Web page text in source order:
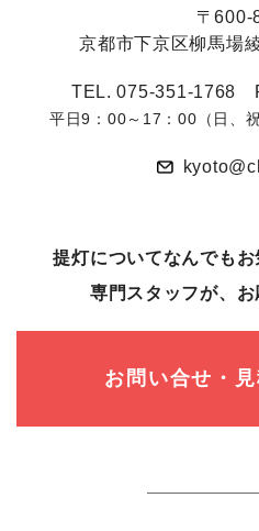
〒600-
京都市下京区柳馬場
TEL. 075-351-1768
平日9：00～17：00（日、
提灯についてなんでもお
専⾨スタッフが、お
お問い合せ・